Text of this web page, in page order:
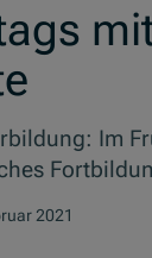
Im
2021